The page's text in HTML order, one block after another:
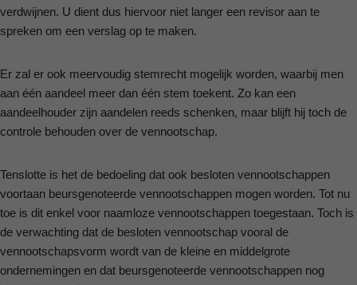
verdwijnen. U dient dus hiervoor niet langer een revisor aan te
spreken om een verslag op te maken.
Er zal er ook meervoudig stemrecht mogelijk worden, waarbij men
aan één aandeel meer dan één stem toekent. Zo kan een
aandeelhouder zijn aandelen reeds schenken, maar blijft hij toch de
controle behouden over de vennootschap.
Tenslotte is het de bedoeling dat ook besloten vennootschappen
voortaan beursgenoteerde vennootschappen mogen worden. Tot nu
toe is dit enkel voor naamloze vennootschappen toegestaan. Toch is
de verwachting dat de besloten vennootschap vooral de
vennootschapsvorm wordt van de kleine en middelgrote
ondernemingen en dat beursgenoteerde vennootschappen nog